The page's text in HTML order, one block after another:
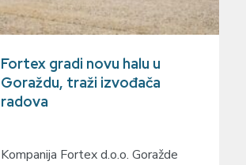
Fortex gradi novu halu u
Goraždu, traži izvođača
radova
Kompanija Fortex d.o.o. Goražde